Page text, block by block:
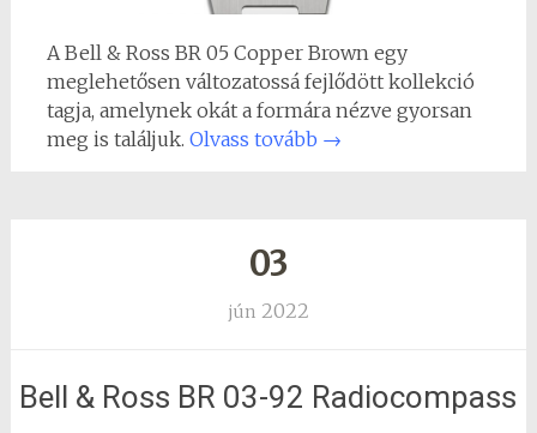
A Bell & Ross BR 05 Copper Brown egy
meglehetősen változatossá fejlődött kollekció
tagja, amelynek okát a formára nézve gyorsan
meg is találjuk. Olvass tovább →
03
jún 2022
Bell & Ross BR 03-92 Radiocompass